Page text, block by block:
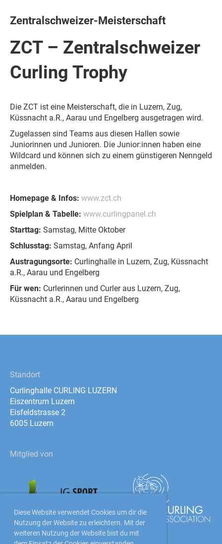
Diese Website verwendet Cookies um dir die
Nutzung der Website zu erleichtern. Mit der
weiteren Nutzung der Website bist du mit
Zentralschweizer-Meisterschaft
ZCT – Zentralschweizer
Curling Trophy
Die ZCT ist eine Meisterschaft, die in Luzern, Zug,
Küssnacht a.R., Aarau und Engelberg ausgetragen wird.
Zugelassen sind Teams aus diesen Hallen sowie
Juniorinnen und Junioren. Die Junior:innen haben eine
Wildcard und können sich zu einem günstigeren Nenngeld
anmelden.
Homepage & Infos: www.zct.ch
Spielplan & Tabelle: www.curlingpanel.ch
Starttag: Samstag, Mitte Oktober
Schlusstag: Samstag, Anfang April
Austragungsorte: Curlinghalle in Luzern, Zug, Küssnacht
a.R., Aarau und Engelberg
Für wen: Curlerinnen und Curler aus Luzern, Zug,
Küssnacht a.R., Aarau und Engelberg
Standort
Curlinghalle CURLING LUZERN
Eiszentrum Luzern
Eisfeldstrasse 2
6005 Luzern
Mitglied von